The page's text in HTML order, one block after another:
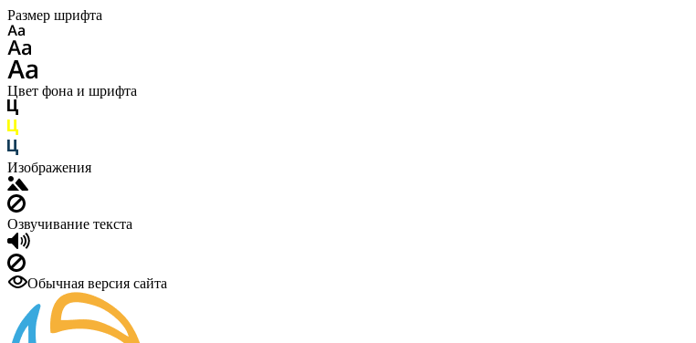
Размер шрифта
Цвет фона и шрифта
Изображения
Озвучивание текста
Обычная версия сайта